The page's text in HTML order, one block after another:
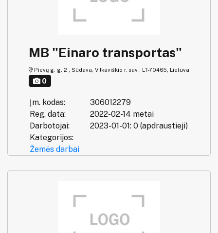
MB "Einaro transportas"
Pievų g. g. 2 , Sūdava, Vilkaviškio r. sav., LT-70465, Lietuva
0
Įm. kodas:
306012279
Reg. data:
2022-02-14 metai
Darbotojai:
2023-01-01: 0 (apdraustieji)
Kategorijos:
Žemės darbai